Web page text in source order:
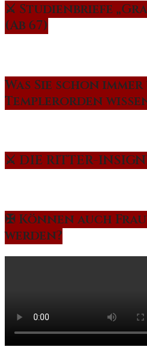
⚔️ Studienbriefe
(Ab 67)
Was Sie schon
Templerorden
⚔️ DIE RITTER-
✠ Können auch
werden?